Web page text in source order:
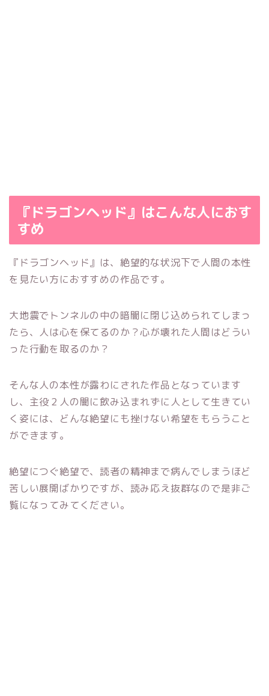
『ドラゴンヘッド』はこんな人におす
すめ
『ドラゴンヘッド』は、絶望的な状況下で人間の本性
を見たい方におすすめの作品です。
大地震でトンネルの中の暗闇に閉じ込められてしまっ
たら、人は心を保てるのか？心が壊れた人間はどうい
った行動を取るのか？
そんな人の本性が露わにされた作品となっています
し、主役２人の闇に飲み込まれずに人として生きてい
く姿には、どんな絶望にも挫けない希望をもらうこと
ができます。
絶望につぐ絶望で、読者の精神まで病んでしまうほど
苦しい展開ばかりですが、読み応え抜群なので是非ご
覧になってみてください。